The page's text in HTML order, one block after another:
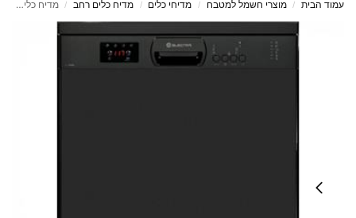
עמוד הבית / מוצרי חשמל למטבח / מדיחי כלים / מדיח כלים רחב / מדיח כלים רחב Electra צבע שחור דגם 1006